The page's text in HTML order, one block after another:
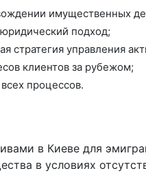
имущественных
подход;
стратегия управления
клиентов за рубежом;
процессов.
в Киеве для
в условиях